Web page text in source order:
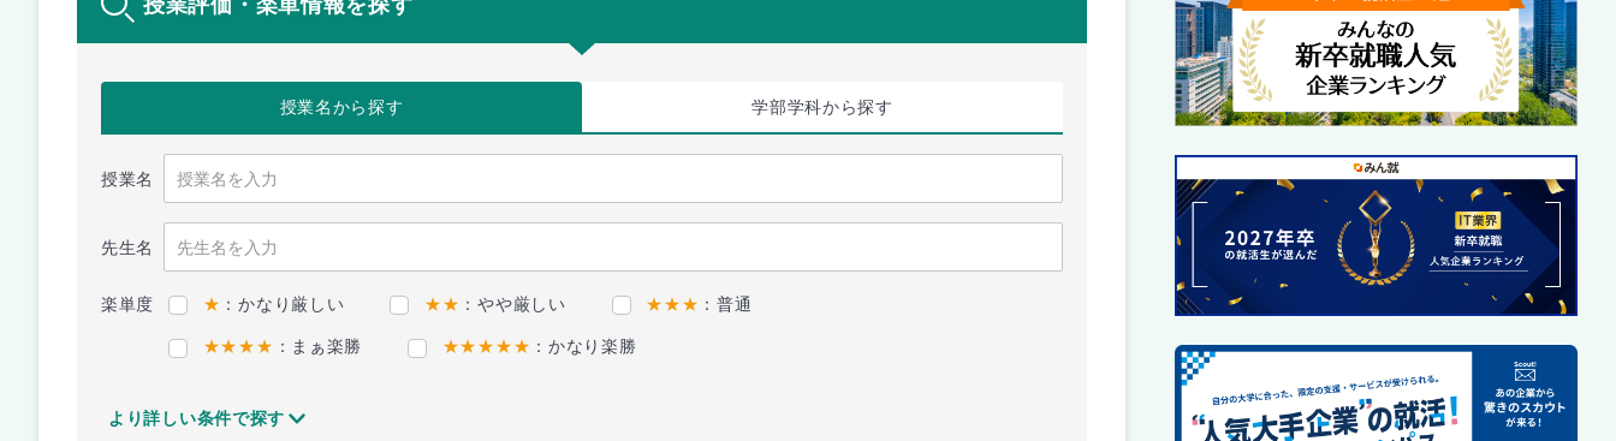
授業評価・楽単情報を探す
授業名から探す 学部学科から探す
授業名
先生名
楽単度 ★ ：かなり厳しい ★★ ：やや厳しい ★★★ ：普通
★★★★ ：まぁ楽勝 ★★★★★ ：かなり楽勝
より詳しい条件で探す